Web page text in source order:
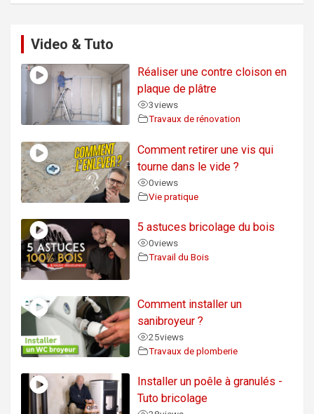
Video & Tuto
Réaliser une contre cloison en
plaque de plâtre
3views
Travaux de rénovation
Comment retirer une vis qui
tourne dans le vide ?
0views
Vie pratique
5 astuces bricolage du bois
0views
Travail du Bois
Comment installer un
sanibroyeur ?
25views
Travaux de plomberie
Installer un poêle à granulés -
Tuto bricolage